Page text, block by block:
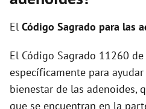
e
El Código Sagrado para las
El Código Sagrado 11260
específicamente para
bienestar de las adenoides,
que se encuentran en la